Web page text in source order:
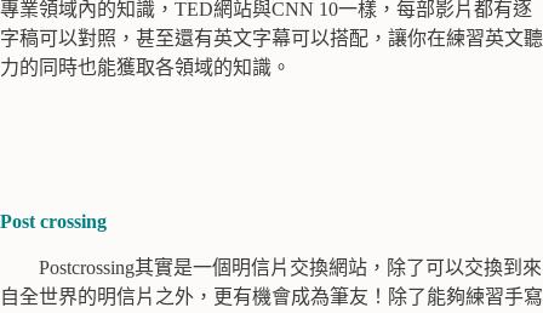
專業領域內的知識，TED網站與CNN 10一樣，每部影片都有逐
字稿可以對照，甚至還有英文字幕可以搭配，讓你在練習英文聽
力的同時也能獲取各領域的知識。
Post crossing
Postcrossing其實是一個明信片交換網站，除了可以交換到來
自全世界的明信片之外，更有機會成為筆友！除了能夠練習手寫